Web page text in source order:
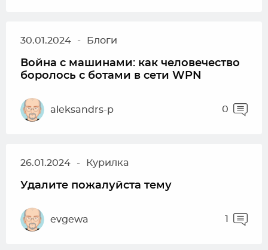
30.01.2024 - Блоги
Война с машинами: как человечество
боролось с ботами в сети WPN
aleksandrs-p 0
26.01.2024 - Курилка
Удалите пожалуйста тему
evgewa 1